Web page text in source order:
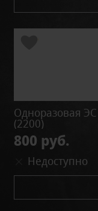
Одноразовая ЭС
(2200)
800 руб.
Недоступно